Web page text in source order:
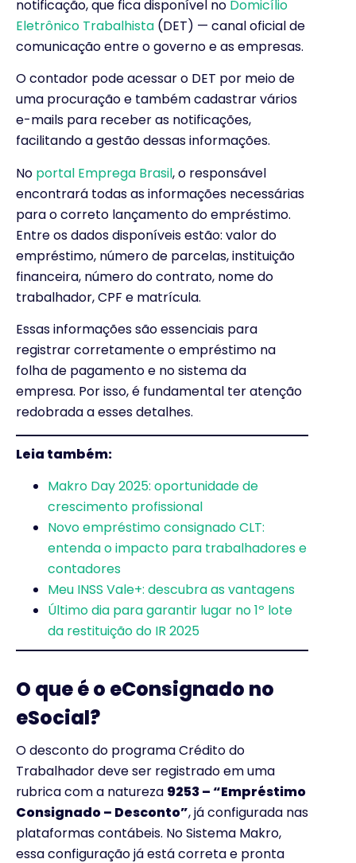
notificação, que fica disponível no Domicílio
Eletrônico Trabalhista (DET) — canal oficial de
comunicação entre o governo e as empresas.
O contador pode acessar o DET por meio de
uma procuração e também cadastrar vários
e-mails para receber as notificações,
facilitando a gestão dessas informações.
No portal Emprega Brasil, o responsável
encontrará todas as informações necessárias
para o correto lançamento do empréstimo.
Entre os dados disponíveis estão: valor do
empréstimo, número de parcelas, instituição
financeira, número do contrato, nome do
trabalhador, CPF e matrícula.
Essas informações são essenciais para
registrar corretamente o empréstimo na
folha de pagamento e no sistema da
empresa. Por isso, é fundamental ter atenção
redobrada a esses detalhes.
Leia também:
Makro Day 2025: oportunidade de
crescimento profissional
Novo empréstimo consignado CLT:
entenda o impacto para trabalhadores e
contadores
Meu INSS Vale+: descubra as vantagens
Último dia para garantir lugar no 1º lote
da restituição do IR 2025
O que é o eConsignado no
eSocial?
O desconto do programa Crédito do
Trabalhador deve ser registrado em uma
rubrica com a natureza 9253 – “Empréstimo
Consignado – Desconto”, já configurada nas
plataformas contábeis. No Sistema Makro,
essa configuração já está correta e pronta